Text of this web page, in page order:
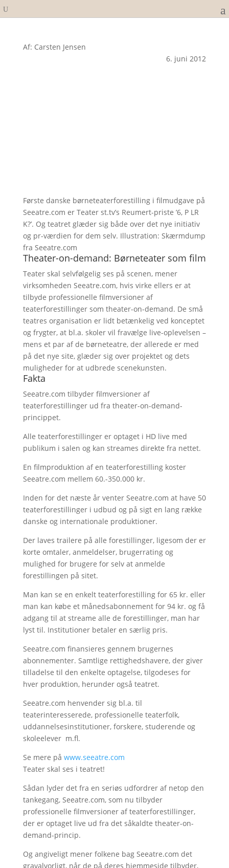
Af: Carsten Jensen
6. juni 2012
Første danske børneteaterforestilling i filmudgave på
Seeatre.com er Teater st.tv’s Reumert-priste ’6, P LR
K?’. Og teatret glæder sig både over det nye initiativ
og pr-værdien for dem selv. Illustration: Skærmdump
fra Seeatre.com
Theater-on-demand: Børneteater som film
Teater skal selvfølgelig ses på scenen, mener
virksomheden Seeatre.com, hvis virke ellers er at
tilbyde professionelle filmversioner af
teaterforestillinger som theater-on-demand. De små
teatres organisation er lidt betænkelig ved konceptet
og frygter, at bl.a. skoler vil fravælge live-oplevelsen –
mens et par af de børneteatre, der allerede er med
på det nye site, glæder sig over projektet og dets
muligheder for at udbrede scenekunsten.
Fakta
Seeatre.com tilbyder filmversioner af
teaterforestillinger ud fra theater-on-demand-
princippet.
Alle teaterforestillinger er optaget i HD live med
publikum i salen og kan streames direkte fra nettet.
En filmproduktion af en teaterforestilling koster
Seeatre.com mellem 60.-350.000 kr.
Inden for det næste år venter Seeatre.com at have 50
teaterforestillinger i udbud og på sigt en lang række
danske og internationale produktioner.
Der laves trailere på alle forestillinger, ligesom der er
korte omtaler, anmeldelser, brugerrating og
mulighed for brugere for selv at anmelde
forestillingen på sitet.
Man kan se en enkelt teaterforestilling for 65 kr. eller
man kan købe et månedsabonnement for 94 kr. og få
adgang til at streame alle de forestillinger, man har
lyst til. Institutioner betaler en særlig pris.
Seeatre.com finansieres gennem brugernes
abonnementer. Samtlige rettighedshavere, der giver
tilladelse til den enkelte optagelse, tilgodeses for
hver produktion, herunder også teatret.
Seeatre.com henvender sig bl.a. til
teaterinteresserede, professionelle teaterfolk,
uddannelsesinstitutioner, forskere, studerende og
skoleelever m.fl.
Se mere på www.seeatre.com
Teater skal ses i teatret!
Sådan lyder det fra en seriøs udfordrer af netop den
tankegang, Seeatre.com, som nu tilbyder
professionelle filmversioner af teaterforestillinger,
der er optaget live ud fra det såkaldte theater-on-
demand-princip.
Og angiveligt mener folkene bag Seeatre.com det
gravalvorligt, når de på deres hjemmeside tilbyder,